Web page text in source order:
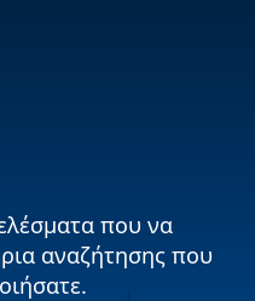
που να
αναζήτησης που